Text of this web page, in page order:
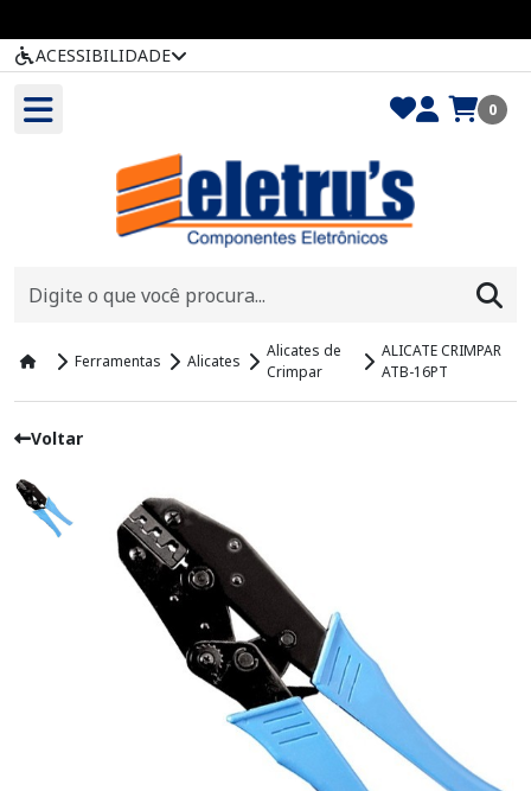
ACESSIBILIDADE
0
Ferramentas Alicates
Alicates de
Crimpar
ALICATE CRIMPAR
ATB-16PT
Voltar